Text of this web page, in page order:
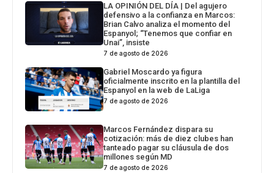
LA OPINIÓN DEL DÍA | Del agujero
defensivo a la confianza en Marcos:
Brian Calvo analiza el momento del
Espanyol; “Tenemos que confiar en
Unai”, insiste
7 de agosto de 2026
Gabriel Moscardo ya figura
oficialmente inscrito en la plantilla del
Espanyol en la web de LaLiga
7 de agosto de 2026
Marcos Fernández dispara su
cotización: más de diez clubes han
tanteado pagar su cláusula de dos
millones según MD
7 de agosto de 2026